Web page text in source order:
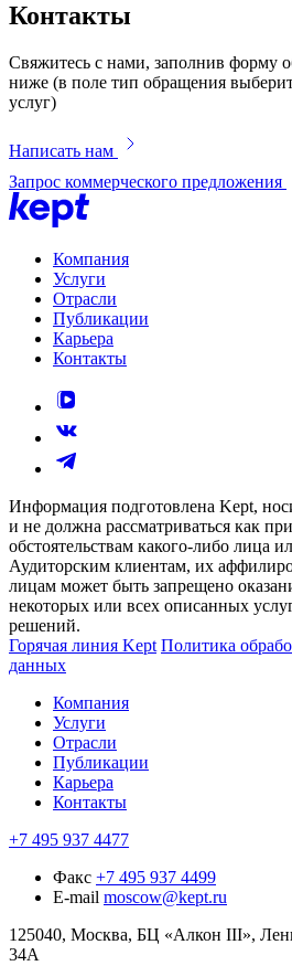
Контакты
Свяжитесь с нами, заполнив форму
ниже (в поле тип обращения
услуг)
Написать нам
Запрос коммерческого предложения
Компания
Услуги
Отрасли
Публикации
Карьера
Контакты
Информация подготовлена Kept,
и не должна рассматриваться как
обстоятельствам какого-либо лица
Аудиторским клиентам, их
лицам может быть запрещено
некоторых или всех описанных
решений.
Горячая линия Kept Политика
данных
Компания
Услуги
Отрасли
Публикации
Карьера
Контакты
+7 495 937 4477
Факс +7 495 937 4499
E-mail moscow@kept.ru
125040, Москва, БЦ «Алкон III»,
34А